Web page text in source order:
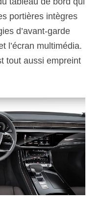
portières intègres
d’avant-garde
l’écran multimédia.
tout aussi empreint